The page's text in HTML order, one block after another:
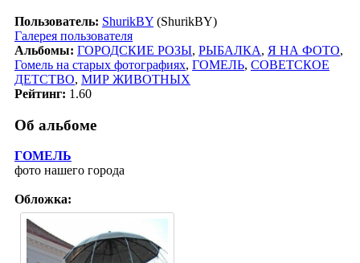
Пользователь: ShurikBY (ShurikBY)
Галерея пользователя
Альбомы: ГОРОДСКИЕ РОЗЫ, РЫБАЛКА, Я НА ФОТО,
Гомель на старых фотографиях, ГОМЕЛЬ, СОВЕТСКОЕ
ДЕТСТВО, МИР ЖИВОТНЫХ
Рейтинг: 1.60
Об альбоме
ГОМЕЛЬ
фото нашего города
Обложка: